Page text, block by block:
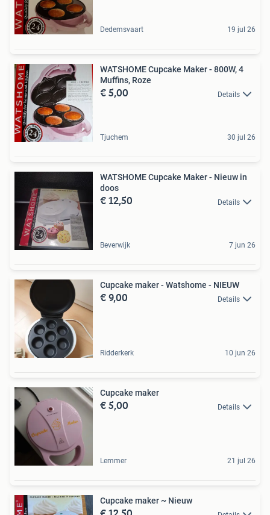
Dedemsvaart 19 jul 26
WATSHOME Cupcake Maker - 800W, 4
Muffins, Roze
€ 5,00 Details
Tjuchem 30 jul 26
WATSHOME Cupcake Maker - Nieuw in
doos
€ 12,50 Details
Beverwijk 7 jun 26
Cupcake maker - Watshome - NIEUW
€ 9,00 Details
Ridderkerk 10 jun 26
Cupcake maker
€ 5,00 Details
Lemmer 21 jul 26
Cupcake maker ~ Nieuw